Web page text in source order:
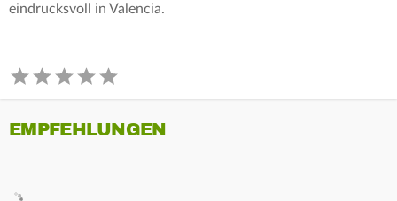
eindrucksvoll in Valencia.
EMPFEHLUNGEN